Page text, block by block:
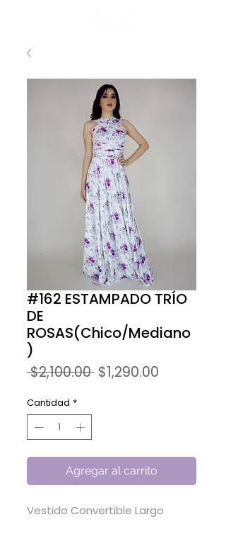
#162 ESTAMPADO TRÍO
DE
ROSAS(Chico/Mediano
)
$2,100.00 Precio
$1,290.00
Cantidad *
Agregar al carrito
Vestido Convertible Largo